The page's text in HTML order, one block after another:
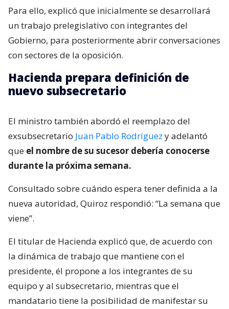
Para ello, explicó que inicialmente se desarrollará
un trabajo prelegislativo con integrantes del
Gobierno, para posteriormente abrir conversaciones
con sectores de la oposición.
Hacienda prepara definición de
nuevo subsecretario
El ministro también abordó el reemplazo del
exsubsecretario Juan Pablo Rodríguez y adelantó
que el nombre de su sucesor debería conocerse
durante la próxima semana.
Consultado sobre cuándo espera tener definida a la
nueva autoridad, Quiroz respondió: “La semana que
viene”.
El titular de Hacienda explicó que, de acuerdo con
la dinámica de trabajo que mantiene con el
presidente, él propone a los integrantes de su
equipo y al subsecretario, mientras que el
mandatario tiene la posibilidad de manifestar su